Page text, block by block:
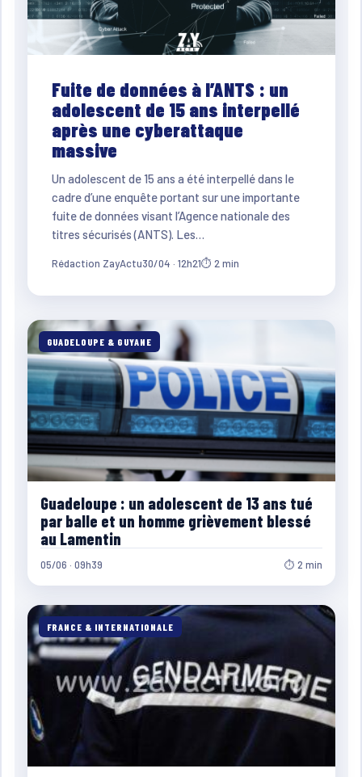
Fuite de données à l’ANTS : un
adolescent de 15 ans interpellé
après une cyberattaque
massive
Un adolescent de 15 ans a été interpellé dans le
cadre d’une enquête portant sur une importante
fuite de données visant l’Agence nationale des
titres sécurisés (ANTS). Les…
Rédaction ZayActu30/04 · 12h21⏱ 2 min
GUADELOUPE & GUYANE
Guadeloupe : un adolescent de 13 ans tué
par balle et un homme grièvement blessé
au Lamentin
05/06 · 09h39 ⏱ 2 min
FRANCE & INTERNATIONALE